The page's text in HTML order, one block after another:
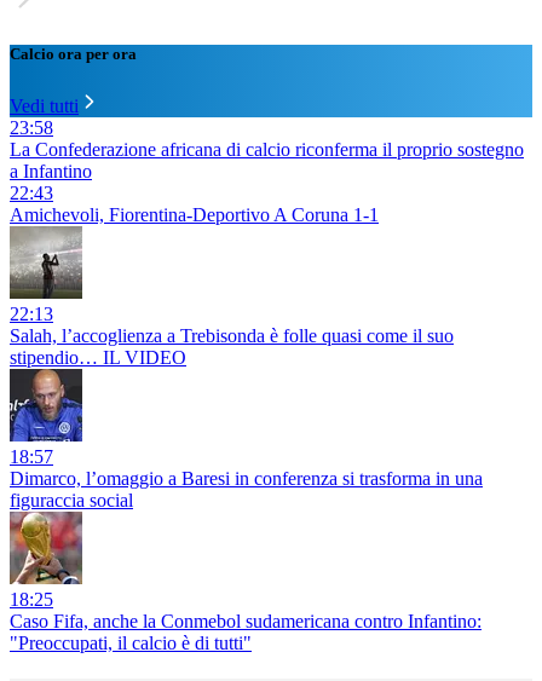
Calcio ora per ora
Vedi tutti
23:58
La Confederazione africana di calcio riconferma il proprio sostegno
a Infantino
22:43
Amichevoli, Fiorentina-Deportivo A Coruna 1-1
22:13
Salah, l’accoglienza a Trebisonda è folle quasi come il suo
stipendio… IL VIDEO
18:57
Dimarco, l’omaggio a Baresi in conferenza si trasforma in una
figuraccia social
18:25
Caso Fifa, anche la Conmebol sudamericana contro Infantino:
"Preoccupati, il calcio è di tutti"